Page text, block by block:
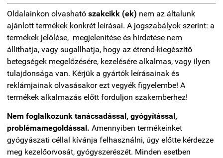
Oldalainkon olvasható szakcikk (ek) nem az általunk
ajánlott termékek konkrét leírásai. A jogszabályok szerint: a
termékek jelölése, megjelenítése és hirdetése nem
állíthatja, vagy sugallhatja, hogy az étrend-kiegészítő
betegségek megelőzésére, kezelésére alkalmas, vagy ilyen
tulajdonsága van. Kérjük a gyártók leírásainak és
reklámjainak olvasásakor ezt vegyék figyelembe! A
termékek alkalmazás előtt forduljon szakemberhez!
Nem foglalkozunk tanácsadással, gyógyítással,
problémamegoldással. Amennyiben termékeinket
gyógyászati céllal kívánja felhasználni, úgy előtte kérdezze
meg kezelőorvosát, gyógyszerészét. Minden esetben